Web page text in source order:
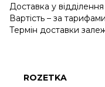
Доставка у відділення
Вартість – за
Термін доставки
ROZETKA